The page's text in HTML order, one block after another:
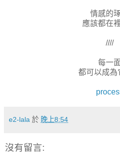
情感的
應該都在
////
每一
都可以成為
e2-lala 於 晚上8:54
沒有留言: